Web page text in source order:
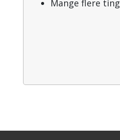
Mange flere ting